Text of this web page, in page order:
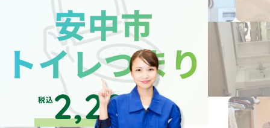
安中市
トイレつまり
税込2,200円～